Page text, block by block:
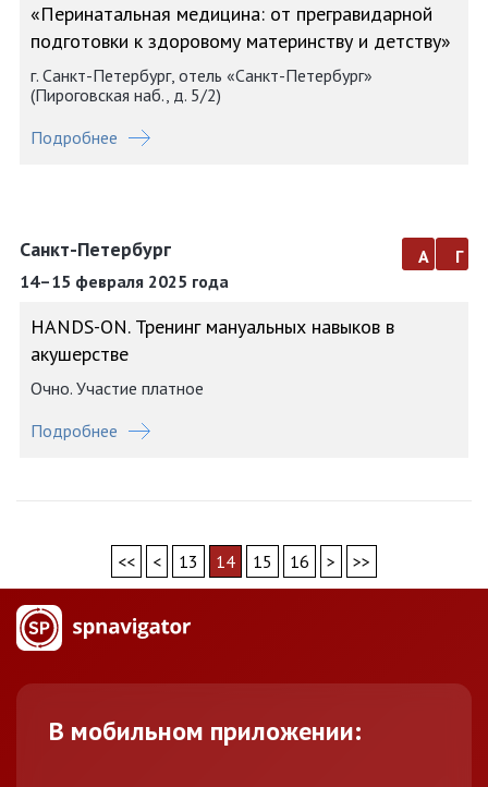
«Перинатальная медицина: от прегравидарной
подготовки к здоровому материнству и детству»
г. Санкт-Петербург, отель «Санкт-Петербург»
(Пироговская наб., д. 5/2)
Подробнее
Санкт-Петербург
14–15 февраля 2025 года
а г
HANDS-ON. Тренинг мануальных навыков в
акушерстве
Очно. Участие платное
Подробнее
<< < 13 14 15 16 > >>
В мобильном приложении: